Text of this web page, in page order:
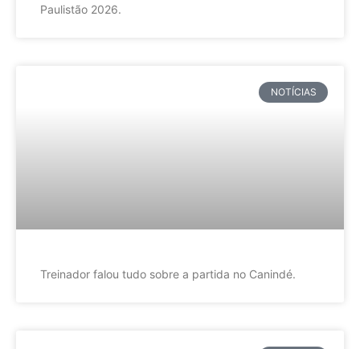
Paulistão 2026.
NOTÍCIAS
Treinador falou tudo sobre a partida no Canindé.